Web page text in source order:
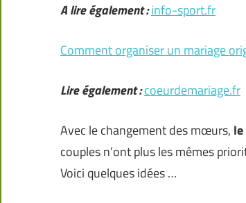
A lire également :info-sport.fr
Comment organiser un mariage
Lire également :coeurdemariage.fr
Avec le changement des mœurs,
couples n’ont plus les mêmes
Voici quelques idées …